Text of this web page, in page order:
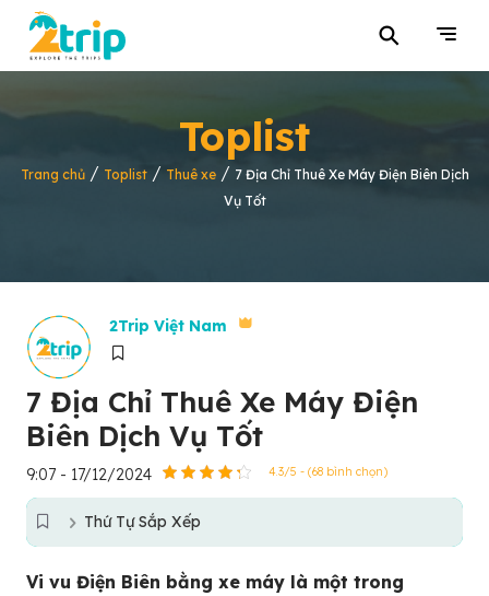
⚲
Toplist
Trang chủ/ Toplist/ Thuê xe/ 7 Địa Chỉ Thuê Xe Máy Điện Biên Dịch
Vụ Tốt
2Trip Việt Nam
7 Địa Chỉ Thuê Xe Máy Điện
Biên Dịch Vụ Tốt
9:07 - 17/12/2024 4.3/5 - (68 bình chọn)
Thứ Tự Sắp Xếp
Vi vu Điện Biên bằng xe máy là một trong